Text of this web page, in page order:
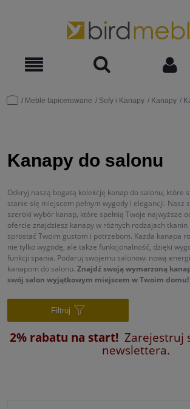
Meble tapicerowane Sofy i Kanapy Kanapy
Kanapy do salonu
Odkryj naszą bogatą kolekcję kanap do salonu, które
stanie się miejscem pełnym wygody i elegancji. Nasz
szeroki wybór kanap, które spełnią Twoje najwyższe
ofercie znajdziesz kanapy w różnych rodzajach tkanin
sprostać Twoim gustom i potrzebom. Każda kanapa
nie tylko wygodę, ale także funkcjonalność, dzięki
funkcji spania. Podaruj swojemu salonowi nową
kanapom do salonu. Znajdź swoją wymarzoną
swój salon wyjątkowym miejscem w Twoim domu!
Filtruj
2% rabatu na start!Zarejestruj
newslettera.